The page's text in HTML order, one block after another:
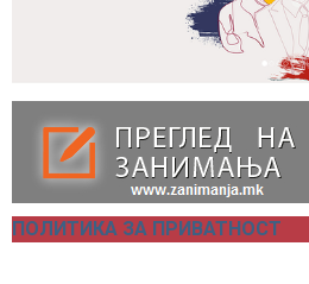
ПОЛИТИКА ЗА ПРИВАТНОСТ